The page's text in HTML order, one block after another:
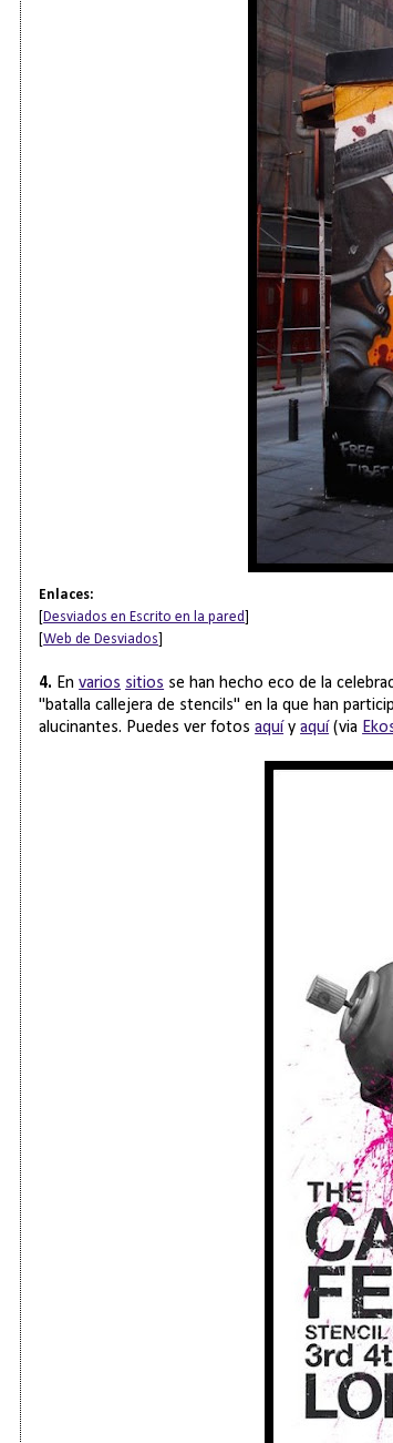
Enlaces:
Desviados en Escrito en la pared
[Web de Desviados
4. Envarios sitios se han hecho eco de la
"batalla callejera de stencils" en la que han
alucinantes. Puedes ver fotosaquí yaquí (via